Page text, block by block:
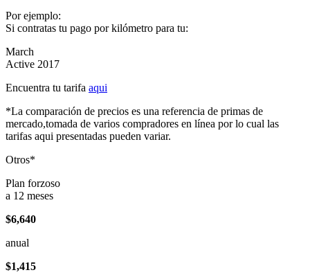
Por ejemplo:
Si contratas tu pago por kilómetro para tu:
March
Active 2017
Encuentra tu tarifa aqui
*La comparación de precios es una referencia de primas de
mercado,tomada de varios compradores en línea por lo cual las
tarifas aqui presentadas pueden variar.
Otros*
Plan forzoso
a 12 meses
$6,640
anual
$1,415